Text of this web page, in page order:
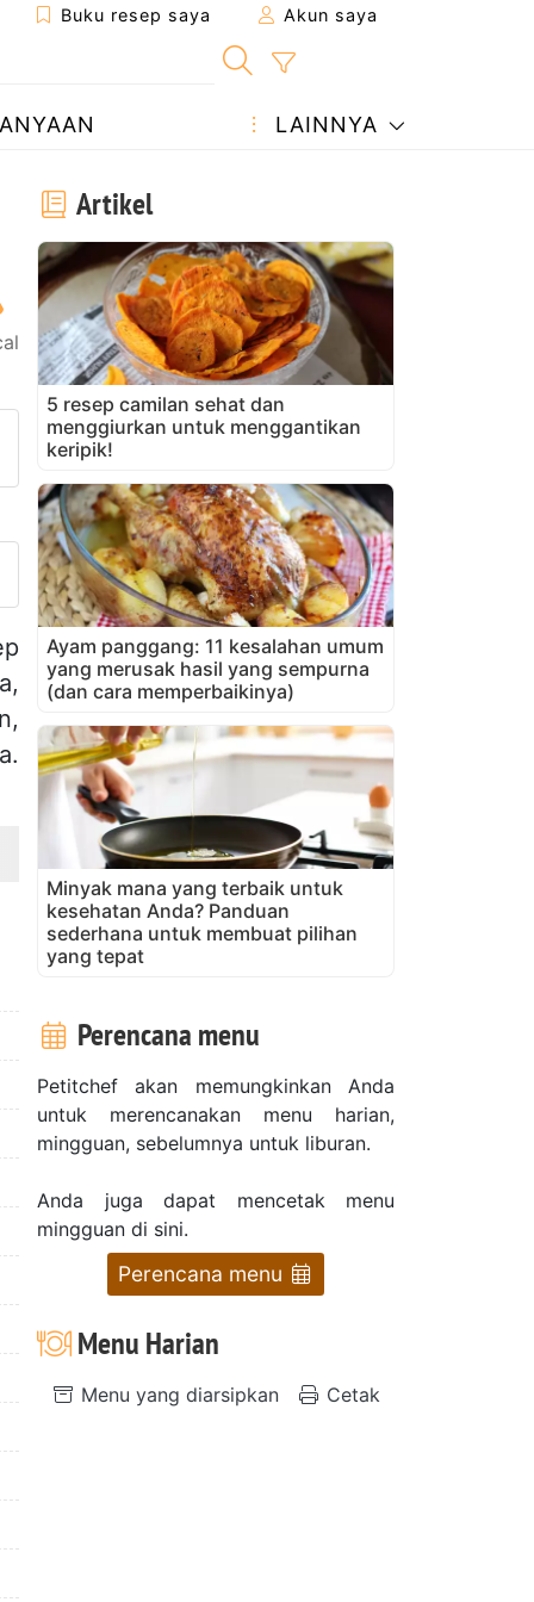
Buku resep saya Akun saya
LAINNYA
teman
inipertanyaan kepada
foto Anda dari resep
Artikel
5 resep camilan sehat dan
menggiurkan untuk menggantikan
keripik!
Ayam panggang: 11 kesalahan umum
yang merusak hasil yang sempurna
(dan cara memperbaikinya)
Minyak mana yang terbaik untuk
kesehatan Anda? Panduan
sederhana untuk membuat pilihan
yang tepat
Perencana menu
Petitchef akan memungkinkan Anda
untuk merencanakan menu harian,
mingguan, sebelumnya untuk liburan.
Anda juga dapat mencetak menu
mingguan di sini.
Perencana menu
Menu Harian
Menu yang diarsipkan Cetak